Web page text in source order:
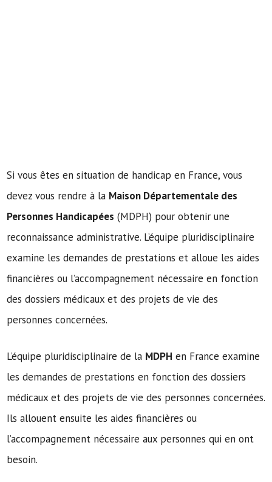
Si vous êtes en situation de handicap en France, vous
devez vous rendre à la Maison Départementale des
Personnes Handicapées (MDPH) pour obtenir une
reconnaissance administrative. L’équipe pluridisciplinaire
examine les demandes de prestations et alloue les aides
financières ou l’accompagnement nécessaire en fonction
des dossiers médicaux et des projets de vie des
personnes concernées.
L’équipe pluridisciplinaire de la MDPH en France examine
les demandes de prestations en fonction des dossiers
médicaux et des projets de vie des personnes concernées.
Ils allouent ensuite les aides financières ou
l’accompagnement nécessaire aux personnes qui en ont
besoin.